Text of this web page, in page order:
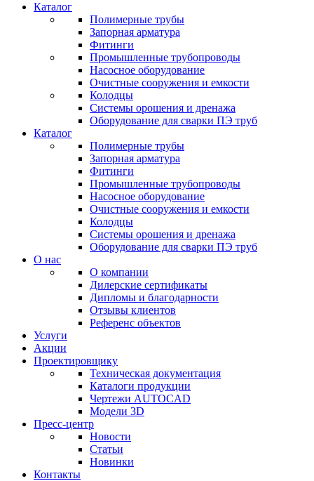
Каталог
Полимерные трубы
Запорная арматура
Фитинги
Промышленные трубопроводы
Насосное оборудование
Очистные сооружения и емкости
Колодцы
Системы орошения и дренажа
Оборудование для сварки ПЭ труб
Каталог
Полимерные трубы
Запорная арматура
Фитинги
Промышленные трубопроводы
Насосное оборудование
Очистные сооружения и емкости
Колодцы
Системы орошения и дренажа
Оборудование для сварки ПЭ труб
О нас
О компании
Дилерские сертификаты
Дипломы и благодарности
Отзывы клиентов
Референс объектов
Услуги
Акции
Проектировщику
Техническая документация
Каталоги продукции
Чертежи AUTOCAD
Модели 3D
Пресс-центр
Новости
Статьи
Новинки
Контакты